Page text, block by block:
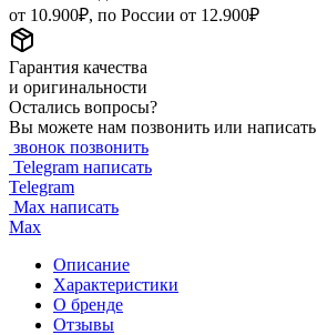
от 10.900₽, по России от 12.900₽
Гарантия качества
и оригинальности
Остались вопросы?
Вы можете нам позвонить или написать
звонок позвонить
Telegram написать
Telegram
Max написать
Max
Описание
Характеристики
О бренде
Отзывы